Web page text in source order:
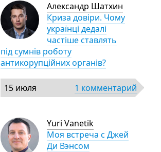
Александр Шатхин
Криза довіри. Чому
українці дедалі
частіше ставлять
під сумнів роботу
антикорупційних органів?
15 июля 1 комментарий
Yuri Vanetik
Моя встреча с Джей
Ди Вэнсом